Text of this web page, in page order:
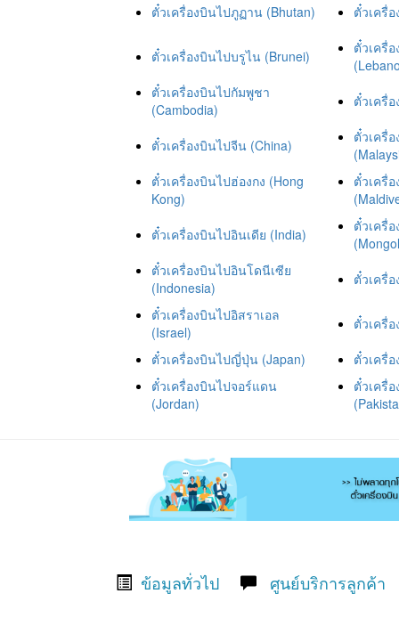
ตั๋วเครื่องบินไปภูฏาน (Bhutan) ตั๋วเครื่
ตั๋วเครื่องบินไปบรูไน (Brunei)
ตั๋วเครื่
ตั๋วเครื่องบินไปกัมพูชา
(Cambodia)
ตั๋วเครื่
ตั๋วเครื่องบินไปจีน (China)
ตั๋วเครื่
ตั๋วเครื่องบินไปฮ่องกง (Hong
Kong)
ตั๋วเครื่
ตั๋วเครื่องบินไปอินเดีย (India)
ตั๋วเครื่
ตั๋วเครื่องบินไปอินโดนีเซีย
(Indonesia)
ตั๋วเครื่
ตั๋วเครื่องบินไปอิสราเอล
(Israel)
ตั๋วเครื่
ตั๋วเครื่องบินไปญี่ปุ่น (Japan)
ตั๋วเครื่
ตั๋วเครื่องบินไปจอร์แดน
(Jordan)
ตั๋วเครื่
ข้อมูลทั่วไป ศูนย์บริการลูกค้า